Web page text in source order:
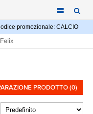
promozionale: CALCIO
PRODOTTO (0)